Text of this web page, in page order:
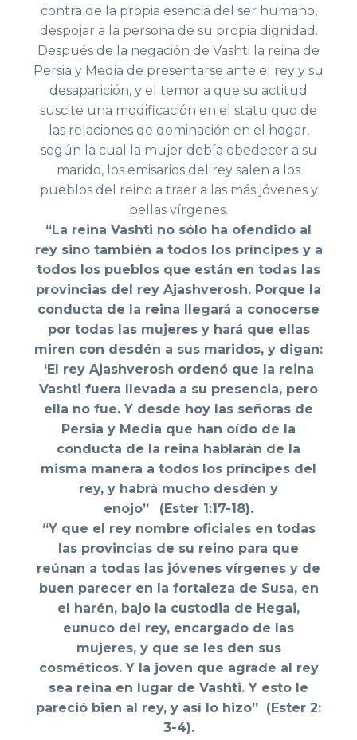
contra de la propia esencia del ser humano,
despojar a la persona de su propia dignidad.
Después de la negación de Vashti la reina de
Persia y Media de presentarse ante el rey y su
desaparición, y el temor a que su actitud
suscite una modificación en el statu quo de
las relaciones de dominación en el hogar,
según la cual la mujer debía obedecer a su
marido, los emisarios del rey salen a los
pueblos del reino a traer a las más jóvenes y
bellas vírgenes.
“La reina Vashti no sólo ha ofendido al
rey sino también a todos los príncipes y a
todos los pueblos que están en todas las
provincias del rey Ajashverosh. Porque la
conducta de la reina llegará a conocerse
por todas las mujeres y hará que ellas
miren con desdén a sus maridos, y digan:
‘El rey Ajashverosh ordenó que la reina
Vashti fuera llevada a su presencia, pero
ella no fue. Y desde hoy las señoras de
Persia y Media que han oído de la
conducta de la reina hablarán de la
misma manera a todos los príncipes del
rey, y habrá mucho desdén y
enojo”
(Ester 1:17-18).
“Y que el rey nombre oficiales en todas
las provincias de su reino para que
reúnan a todas las jóvenes vírgenes y de
buen parecer en la fortaleza de Susa, en
el harén, bajo la custodia de Hegai,
eunuco del rey, encargado de las
mujeres, y que se les den sus
cosméticos. Y la joven que agrade al rey
sea reina en lugar de Vashti. Y esto le
pareció bien al rey, y así lo hizo” (Ester 2:
3-4).